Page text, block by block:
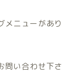
メニューがあり
問い合わせ下さ